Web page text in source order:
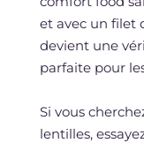
et avec un filet
devient une
parfaite pour
Si vous
lentilles,